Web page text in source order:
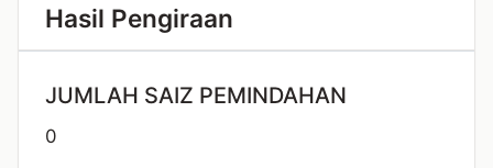
Hasil Pengiraan
JUMLAH SAIZ PEMINDAHAN
0